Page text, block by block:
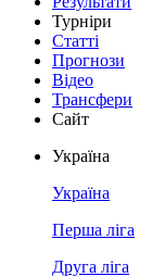
Турніри
Статті
Прогнози
Відео
Трансфери
Сайт
Україна
Україна
Перша ліга
Друга ліга